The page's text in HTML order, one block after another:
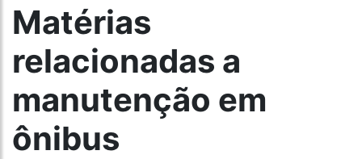
Matérias
relacionadas a
manutenção em
ônibus